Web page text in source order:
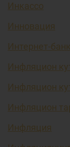
Инкассо
Инновация
Интернет-
Инфляцион
Инфляцион
Инфляцион
Инфляция